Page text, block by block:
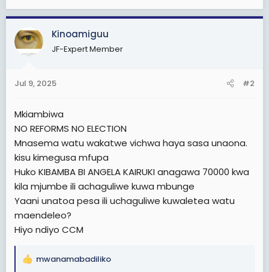
Kinoamiguu
JF-Expert Member
Jul 9, 2025 #2
Mkiambiwa
NO REFORMS NO ELECTION
Mnasema watu wakatwe vichwa haya sasa unaona.
kisu kimegusa mfupa
Huko KIBAMBA BI ANGELA KAIRUKI anagawa 70000 kwa
kila mjumbe ili achaguliwe kuwa mbunge
Yaani unatoa pesa ili uchaguliwe kuwaletea watu
maendeleo?
Hiyo ndiyo CCM
R
mwanamabadiliko